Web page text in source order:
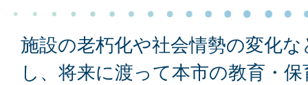
施設の老朽化や社会情勢の変化
し、将来に渡って本市の教育・